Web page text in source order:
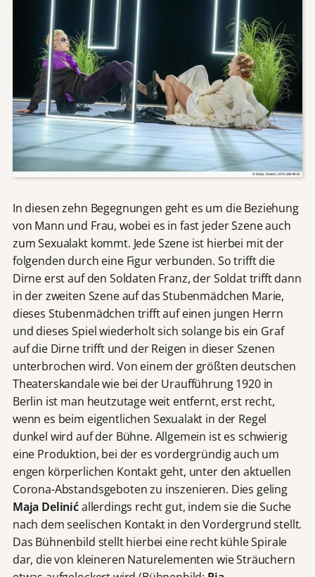
In diesen zehn Begegnungen geht es um die Beziehung
von Mann und Frau, wobei es in fast jeder Szene auch
zum Sexualakt kommt. Jede Szene ist hierbei mit der
folgenden durch eine Figur verbunden. So trifft die
Dirne erst auf den Soldaten Franz, der Soldat trifft dann
in der zweiten Szene auf das Stubenmädchen Marie,
dieses Stubenmädchen trifft auf einen jungen Herrn
und dieses Spiel wiederholt sich solange bis ein Graf
auf die Dirne trifft und der Reigen in dieser Szenen
unterbrochen wird. Von einem der größten deutschen
Theaterskandale wie bei der Uraufführung 1920 in
Berlin ist man heutzutage weit entfernt, erst recht,
wenn es beim eigentlichen Sexualakt in der Regel
dunkel wird auf der Bühne. Allgemein ist es schwierig
eine Produktion, bei der es vordergründig auch um
engen körperlichen Kontakt geht, unter den aktuellen
Corona-Abstandsgeboten zu inszenieren. Dies geling
Maja Delinićallerdings recht gut, indem sie die Suche
nach dem seelischen Kontakt in den Vordergrund stellt.
Das Bühnenbild stellt hierbei eine recht kühle Spirale
dar, die von kleineren Naturelementen wie Sträuchern